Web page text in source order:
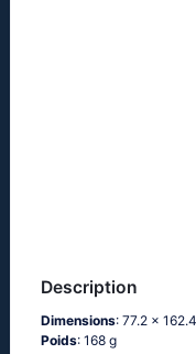
Description
Dimensions: 77.2 x
Poids: 168 g